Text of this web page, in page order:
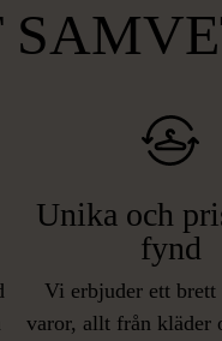
Unika och
fynd
Vi erbjuder ett brett
varor, allt från kläder